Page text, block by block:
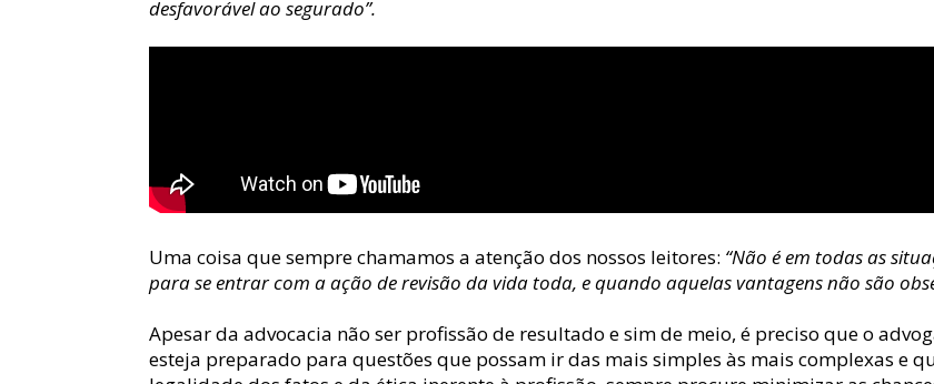
desfavorável ao segurado”.
Uma coisa que sempre chamamos a atenção dos nossos leitores: “Não é em todas as
para se entrar com a ação de revisão da vida toda, e quando aquelas vantagens não são
Apesar da advocacia não ser profissão de resultado e sim de meio, é preciso que o
esteja preparado para questões que possam ir das mais simples às mais complexas e